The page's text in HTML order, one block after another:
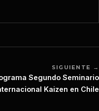
SIGUIENTE →
Segundo Seminario
Kaizen en Chile